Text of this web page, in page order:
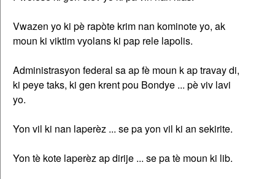
Vwazen yo ki pè rapòte krim nan kominote yo, ak
moun ki viktim vyolans ki pap rele lapolis.
Administrasyon federal sa ap fè moun k ap travay di,
ki peye taks, ki gen krent pou Bondye ... pè viv lavi
yo.
Yon vil ki nan laperèz ... se pa yon vil ki an sekirite.
Yon tè kote laperèz ap dirije ... se pa tè moun ki lib.